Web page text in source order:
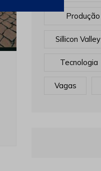
Produção
Sillicon Valley
Tecnologia
Vagas